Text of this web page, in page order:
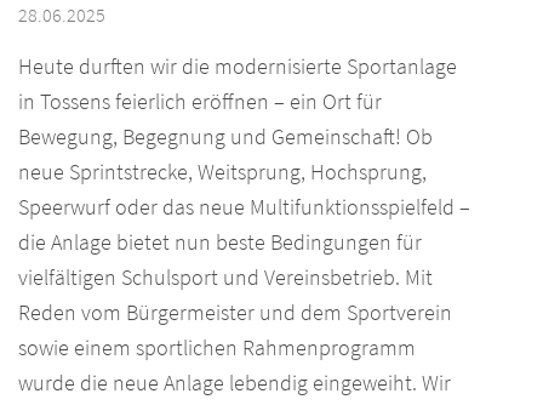
28.06.2025
Heute durften wir die modernisierte Sportanlage
in Tossens feierlich eröffnen – ein Ort für
Bewegung, Begegnung und Gemeinschaft! Ob
neue Sprintstrecke, Weitsprung, Hochsprung,
Speerwurf oder das neue Multifunktionsspielfeld –
die Anlage bietet nun beste Bedingungen für
vielfältigen Schulsport und Vereinsbetrieb. Mit
Reden vom Bürgermeister und dem Sportverein
sowie einem sportlichen Rahmenprogramm
wurde die neue Anlage lebendig eingeweiht. Wir